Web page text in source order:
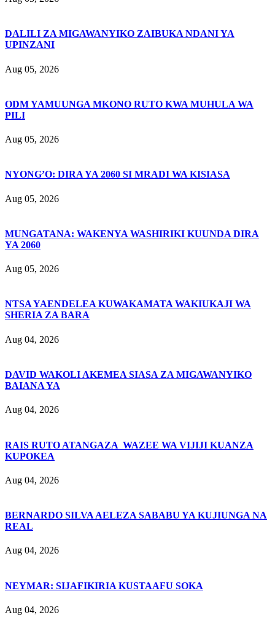
DALILI ZA MIGAWANYIKO ZAIBUKA NDANI YA
UPINZANI
Aug 05, 2026
ODM YAMUUNGA MKONO RUTO KWA MUHULA WA
PILI
Aug 05, 2026
NYONG’O: DIRA YA 2060 SI MRADI WA KISIASA
Aug 05, 2026
MUNGATANA: WAKENYA WASHIRIKI KUUNDA DIRA
YA 2060
Aug 05, 2026
NTSA YAENDELEA KUWAKAMATA WAKIUKAJI WA
SHERIA ZA BARA
Aug 04, 2026
DAVID WAKOLI AKEMEA SIASA ZA MIGAWANYIKO
BAIANA YA
Aug 04, 2026
RAIS RUTO ATANGAZA WAZEE WA VIJIJI KUANZA
KUPOKEA
Aug 04, 2026
BERNARDO SILVA AELEZA SABABU YA KUJIUNGA NA
REAL
Aug 04, 2026
NEYMAR: SIJAFIKIRIA KUSTAAFU SOKA
Aug 04, 2026